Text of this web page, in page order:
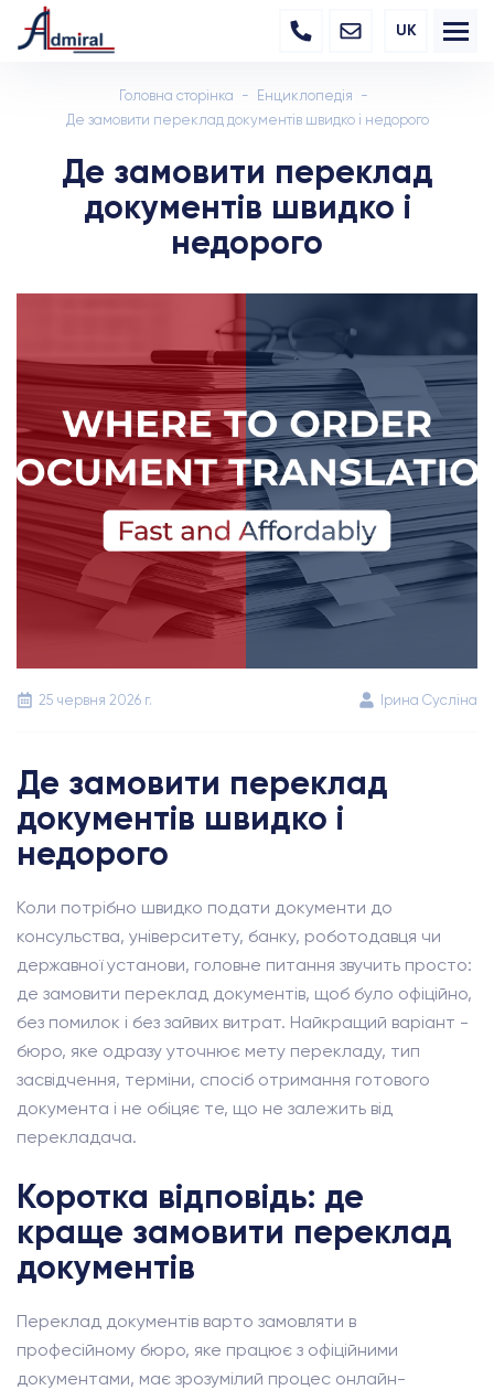
UK
Головна сторінка
Енциклопедія
Де замовити переклад документів швидко і недорого
Де замовити переклад
документів швидко і
недорого
25 червня 2026 г. Ірина Сусліна
Де замовити переклад
документів швидко і
недорого
Коли потрібно швидко подати документи до
консульства, університету, банку, роботодавця чи
державної установи, головне питання звучить просто:
де замовити переклад документів, щоб було офіційно,
без помилок і без зайвих витрат. Найкращий варіант -
бюро, яке одразу уточнює мету перекладу, тип
засвідчення, терміни, спосіб отримання готового
документа і не обіцяє те, що не залежить від
перекладача.
Коротка відповідь: де
краще замовити переклад
документів
Переклад документів варто замовляти в
професійному бюро, яке працює з офіційними
документами, має зрозумілий процес онлайн-